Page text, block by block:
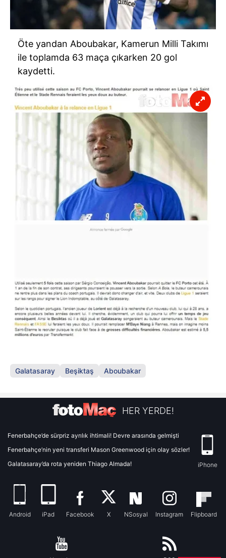
Öte yandan Aboubakar, Kamerun Milli Takımı
ile toplamda 63 maça çıkarken 20 gol
kaydetti.
Galatasaray Beşiktaş Aboubakar
HER YERDE!
Fenerbahçe’de sürpriz ayrılık ihtimali! Devre arasında gelmişti
Fenerbahçe’nin yeni transferi Mason Greenwood için olay sözler!
Galatasaray’da rota yeniden Thiago Almada!
iPhone
Android iPad Facebook X NSosyal Instagram Flipboard